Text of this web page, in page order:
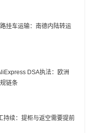
挂车运输：南德内陆转运
DSA执法：欧洲
链条
持续：提柜与返空需要提前